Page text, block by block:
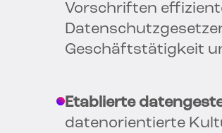
Vorschriften
Geschäftstätigkeit
Etablierte
datenorientierte